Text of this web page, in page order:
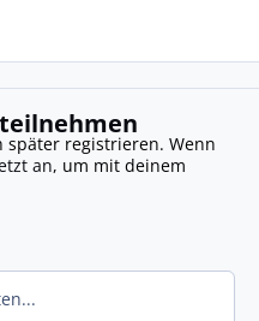
registrieren. Wenn
an, um mit deinem